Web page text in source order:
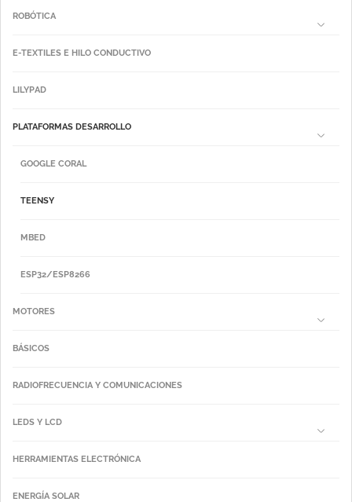
ROBÓTICA
E-TEXTILES E HILO CONDUCTIVO
LILYPAD
PLATAFORMAS DESARROLLO
GOOGLE CORAL
TEENSY
MBED
ESP32/ESP8266
MOTORES
BÁSICOS
RADIOFRECUENCIA Y COMUNICACIONES
LEDS Y LCD
HERRAMIENTAS ELECTRÓNICA
ENERGÍA SOLAR